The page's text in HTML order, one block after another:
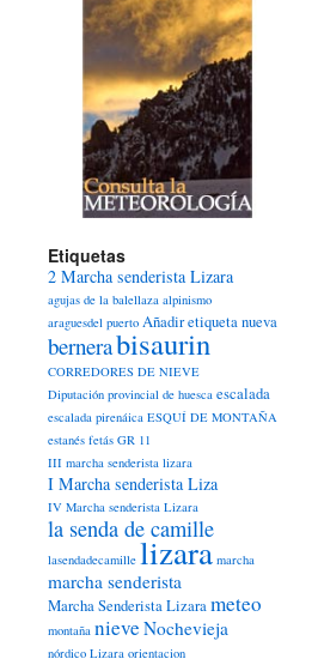
Etiquetas
2 Marcha senderista Lizara
agujas de la balellaza alpinismo
araguesdel puerto Añadir etiqueta nueva
bernerabisaurin
CORREDORES DE NIEVE
Diputación provincial de huesca escalada
escalada pirenáica ESQUÍ DE MONTAÑA
estanés fetás GR 11
III marcha senderista lizara
I Marcha senderista Liza
IV Marcha senderista Lizara
la senda de camille
lasendadecamille lizara marcha
marcha senderista
Marcha Senderista Lizarameteo
montaña nieve Nochevieja
nórdico Lizara orientacion